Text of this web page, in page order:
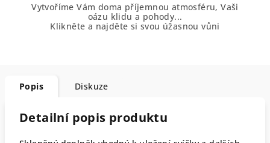
Vytvoříme Vám doma příjemnou atmosféru, Vaši
oázu klidu a pohody...
Klikněte a najděte si svou úžasnou vůni
Popis Diskuze
Detailní popis produktu